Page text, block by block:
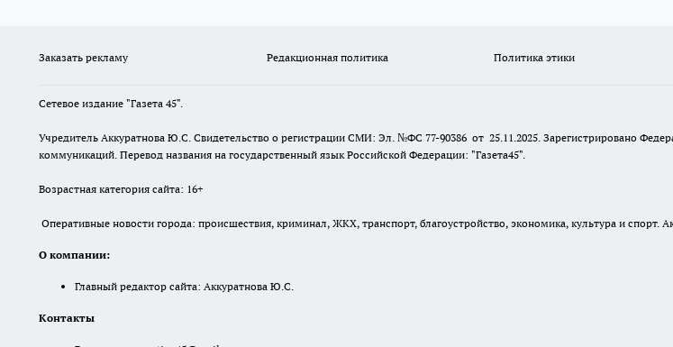
Заказать рекламу Редакционная политика Политика этики
Сетевое издание "Газета 45".
Учредитель Аккуратнова Ю.С. Свидетельство о регистрации СМИ: Эл. №ФС 77-90386 от 25.11.2025. Зарегистрировано
коммуникаций. Перевод названия на государственный язык Российской Федерации: "Газета45".
Возрастная категория сайта: 16+
Оперативные новости города: происшествия, криминал, ЖКХ, транспорт, благоустройство, экономика, культура и спорт.
О компании:
Главный редактор сайта: Аккуратнова Ю.С.
Контакты